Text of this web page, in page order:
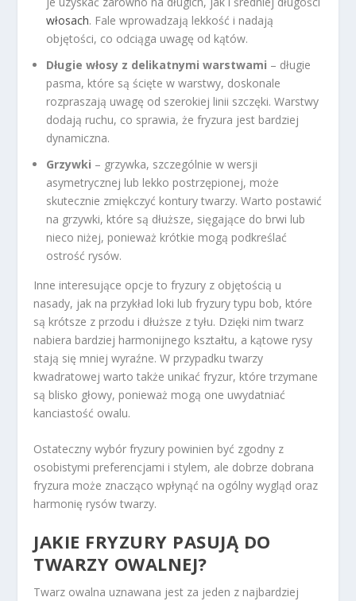
włosach. Fale wprowadzają lekkość i nadają
objętości, co odciąga uwagę od kątów.
Długie włosy z delikatnymi warstwami – długie
pasma, które są ścięte w warstwy, doskonale
rozpraszają uwagę od szerokiej linii szczęki. Warstwy
dodają ruchu, co sprawia, że fryzura jest bardziej
dynamiczna.
Grzywki – grzywka, szczególnie w wersji
asymetrycznej lub lekko postrzępionej, może
skutecznie zmiękczyć kontury twarzy. Warto postawić
na grzywki, które są dłuższe, sięgające do brwi lub
nieco niżej, ponieważ krótkie mogą podkreślać
ostrość rysów.
Inne interesujące opcje to fryzury z objętością u
nasady, jak na przykład loki lub fryzury typu bob, które
są krótsze z przodu i dłuższe z tyłu. Dzięki nim twarz
nabiera bardziej harmonijnego kształtu, a kątowe rysy
stają się mniej wyraźne. W przypadku twarzy
kwadratowej warto także unikać fryzur, które trzymane
są blisko głowy, ponieważ mogą one uwydatniać
kanciastość owalu.
Ostateczny wybór fryzury powinien być zgodny z
osobistymi preferencjami i stylem, ale dobrze dobrana
fryzura może znacząco wpłynąć na ogólny wygląd oraz
harmonię rysów twarzy.
JAKIE FRYZURY PASUJĄ DO
TWARZY OWALNEJ?
Twarz owalna uznawana jest za jeden z najbardziej